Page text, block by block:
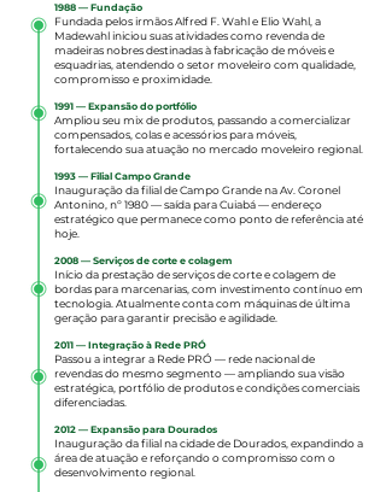
1988 — Fundação
Fundada pelos irmãos Alfred F. Wahl e Elio Wahl, a
Madewahl iniciou suas atividades como revenda de
madeiras nobres destinadas à fabricação de móveis e
esquadrias, atendendo o setor moveleiro com qualidade,
compromisso e proximidade.
1991 — Expansão do portfólio
Ampliou seu mix de produtos, passando a comercializar
compensados, colas e acessórios para móveis,
fortalecendo sua atuação no mercado moveleiro regional.
1993 — Filial Campo Grande
Inauguração da filial de Campo Grande na Av. Coronel
Antonino, nº 1980 — saída para Cuiabá — endereço
estratégico que permanece como ponto de referência até
hoje.
2008 — Serviços de corte e colagem
Início da prestação de serviços de corte e colagem de
bordas para marcenarias, com investimento contínuo em
tecnologia. Atualmente conta com máquinas de última
geração para garantir precisão e agilidade.
2011 — Integração à Rede PRÓ
Passou a integrar a Rede PRÓ — rede nacional de
revendas do mesmo segmento — ampliando sua visão
estratégica, portfólio de produtos e condições comerciais
diferenciadas.
2012 — Expansão para Dourados
Inauguração da filial na cidade de Dourados, expandindo a
área de atuação e reforçando o compromisso com o
desenvolvimento regional.